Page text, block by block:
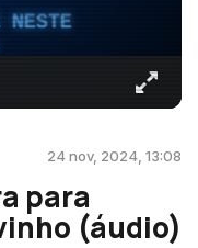
NESTE
24 nov, 2024, 13:08
para
(áudio)